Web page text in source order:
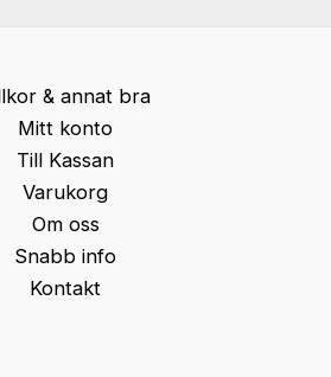
& annat bra
Mitt konto
Till Kassan
Varukorg
Om oss
Snabb info
Kontakt